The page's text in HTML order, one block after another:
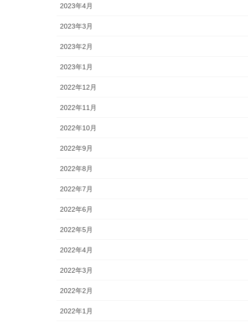
2023年4月
2023年3月
2023年2月
2023年1月
2022年12月
2022年11月
2022年10月
2022年9月
2022年8月
2022年7月
2022年6月
2022年5月
2022年4月
2022年3月
2022年2月
2022年1月